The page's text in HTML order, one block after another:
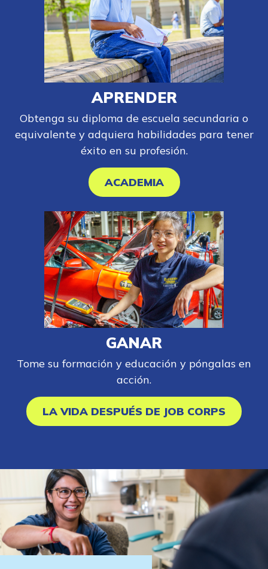
APRENDER
Obtenga su diploma de escuela secundaria o
equivalente y adquiera habilidades para tener
éxito en su profesión.
ACADEMIA
GANAR
Tome su formación y educación y póngalas en
acción.
LA VIDA DESPUÉS DE JOB CORPS